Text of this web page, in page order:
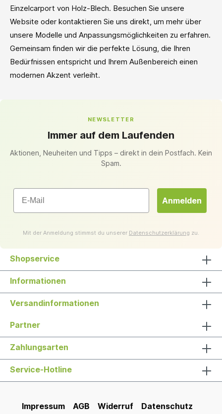
Einzelcarport von Holz-Blech. Besuchen Sie unsere
Website oder kontaktieren Sie uns direkt, um mehr über
unsere Modelle und Anpassungsmöglichkeiten zu erfahren.
Gemeinsam finden wir die perfekte Lösung, die Ihren
Bedürfnissen entspricht und Ihrem Außenbereich einen
modernen Akzent verleiht.
NEWSLETTER
Immer auf dem Laufenden
Aktionen, Neuheiten und Tipps – direkt in dein Postfach. Kein
Spam.
Email
Anmelden
Mit der Anmeldung stimmst du unserer Datenschutzerklärung zu.
Shopservice
Informationen
Versandinformationen
Partner
Zahlungsarten
Service-Hotline
Impressum AGB Widerruf Datenschutz